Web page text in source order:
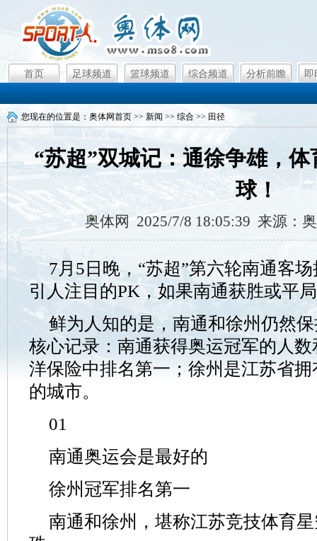
首页 足球频道 篮球频道 综合频道 分析前瞻 即
您现在的位置是： 奥体网首页 >> 新闻 >> 综合 >> 田径
“苏超”双城记：通徐争雄，
球！
奥体网 2025/7/8 18:05:39 来源：
7月5日晚，“苏超”第六轮南通客
引人注目的PK，如果南通获胜或平
鲜为人知的是，南通和徐州仍然
核心记录：南通获得奥运冠军的人
洋保险中排名第一；徐州是江苏省
的城市。
01
南通奥运会是最好的
徐州冠军排名第一
南通和徐州，堪称江苏竞技体育